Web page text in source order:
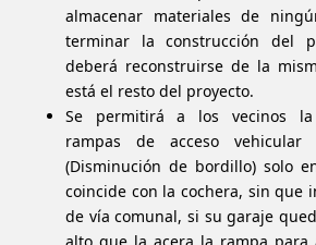
almacenar materiales de
terminar la construcción del
deberá reconstruirse de la
está el resto del proyecto.
Se permitirá a los vecinos la
rampas de acceso
(Disminución de bordillo) solo
coincide con la cochera, sin que
de vía comunal, si su garaje